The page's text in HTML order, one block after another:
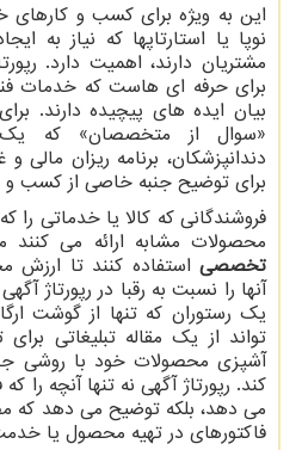
این به ویژه برای کسب و
نوپا یا استارتاپها که نیاز به
مشتریان دارند، اهمیت دارد.
برای حرفه ای هاست که خدمات
بیان ایده های پیچیده دارند.
«سوال از متخصصان» که یک
دندانپزشکان، برنامه ریزان مالی
برای توضیح جنبه خاصی از کسب و
فروشندگانی که کالا یا خدماتی را
محصولات مشابه ارائه می کنند
تخصصی استفاده کنند تا ارزش
آنها را نسبت به رقبا در رپورتاژ
یک رستوران که تنها از گوشت
تواند از یک مقاله تبلیغاتی
آشپزی محصولات خود با روشی
کند. رپورتاژ آگهی نه تنها آنچه را
می دهد، بلکه توضیح می دهد که
فاکتورهای در تهیه محصول یا